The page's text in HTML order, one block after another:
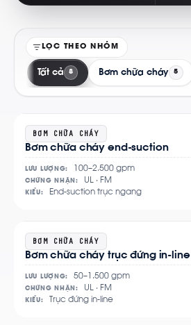
LỌC THEO NHÓM
Tất cả 8 Bơm chữa cháy 5
BƠM CHỮA CHÁY
Bơm chữa cháy end-suction
LƯU LƯỢNG: 100–2.500 gpm
CHỨNG NHẬN: UL · FM
KIỂU: End-suction trục ngang
Xem
chi
tiết
BƠM CHỮA CHÁY
Bơm chữa cháy trục đứng in-line
LƯU LƯỢNG: 50–1.500 gpm
CHỨNG NHẬN: UL · FM
KIỂU: Trục đứng in-line
Xem
chi
tiết